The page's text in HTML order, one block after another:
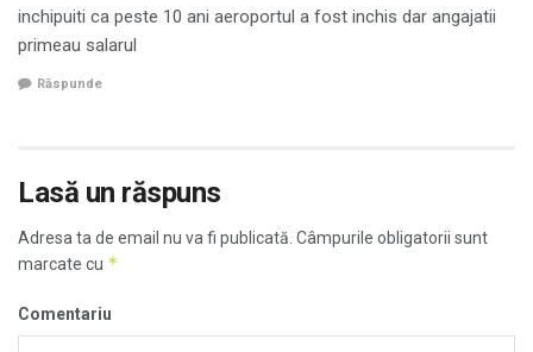
inchipuiti ca peste 10 ani aeroportul a fost inchis dar angajatii
primeau salarul
Răspunde
Lasă un răspuns
Adresa ta de email nu va fi publicată. Câmpurile obligatorii sunt
marcate cu *
Comentariu